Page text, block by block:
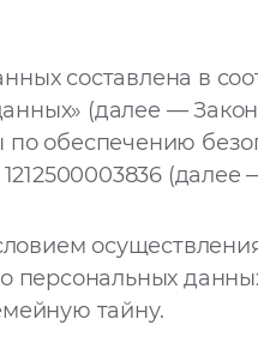
составлена в
(далее —
обеспечению
(далее
персональных
тайну.